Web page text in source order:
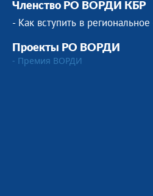
Членство РО ВОРДИ КБР
- Как вступить в
Проекты РО ВОРДИ
- Премия ВОРДИ